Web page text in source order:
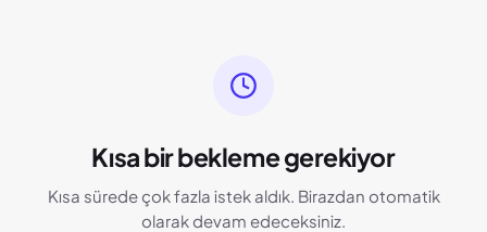
Kısa bir bekleme gerekiyor
Kısa sürede çok fazla istek aldık. Birazdan otomatik
olarak devam edeceksiniz.